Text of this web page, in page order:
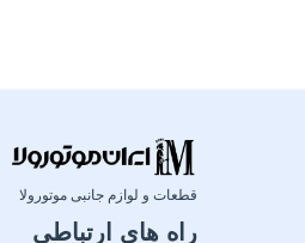
قطعات و لوازم جانبی موتورولا
راه های ارتباطی